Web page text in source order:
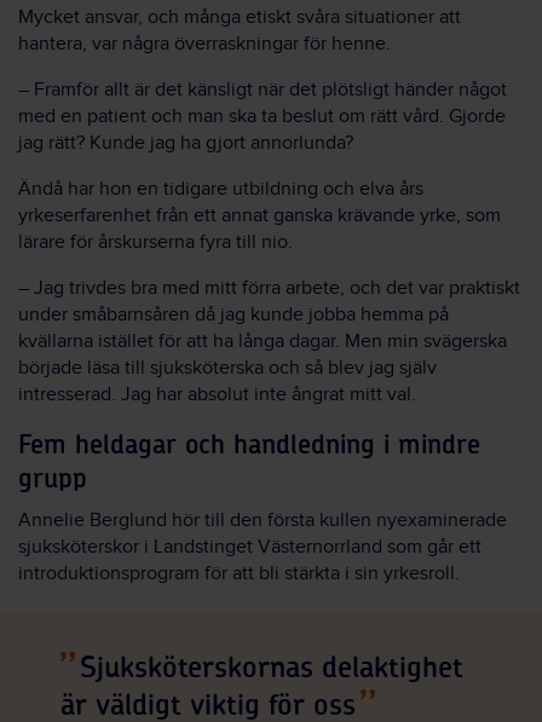
Mycket ansvar, och många etiskt svåra situationer att
hantera, var några överraskningar för henne.
– Framför allt är det känsligt när det plötsligt händer något
med en patient och man ska ta beslut om rätt vård. Gjorde
jag rätt? Kunde jag ha gjort annorlunda?
Ändå har hon en tidigare utbildning och elva års
yrkeserfarenhet från ett annat ganska krävande yrke, som
lärare för årskurserna fyra till nio.
– Jag trivdes bra med mitt förra arbete, och det var praktiskt
under småbarnsåren då jag kunde jobba hemma på
kvällarna istället för att ha långa dagar. Men min svägerska
började läsa till sjuksköterska och så blev jag själv
intresserad. Jag har absolut inte ångrat mitt val.
Fem heldagar och handledning i mindre
grupp
Annelie Berglund hör till den första kullen nyexaminerade
sjuksköterskor i Landstinget Västernorrland som går ett
introduktionsprogram för att bli stärkta i sin yrkesroll.
Sjuksköterskornas delaktighet
är väldigt viktig för oss